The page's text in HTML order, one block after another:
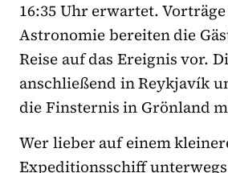
16:35 Uhr erwartet.
Astronomie bereiten die
Reise auf das Ereignis vor.
anschließend in Reykjavík
die Finsternis in Grönland
Wer lieber auf einem
Expeditionsschiff